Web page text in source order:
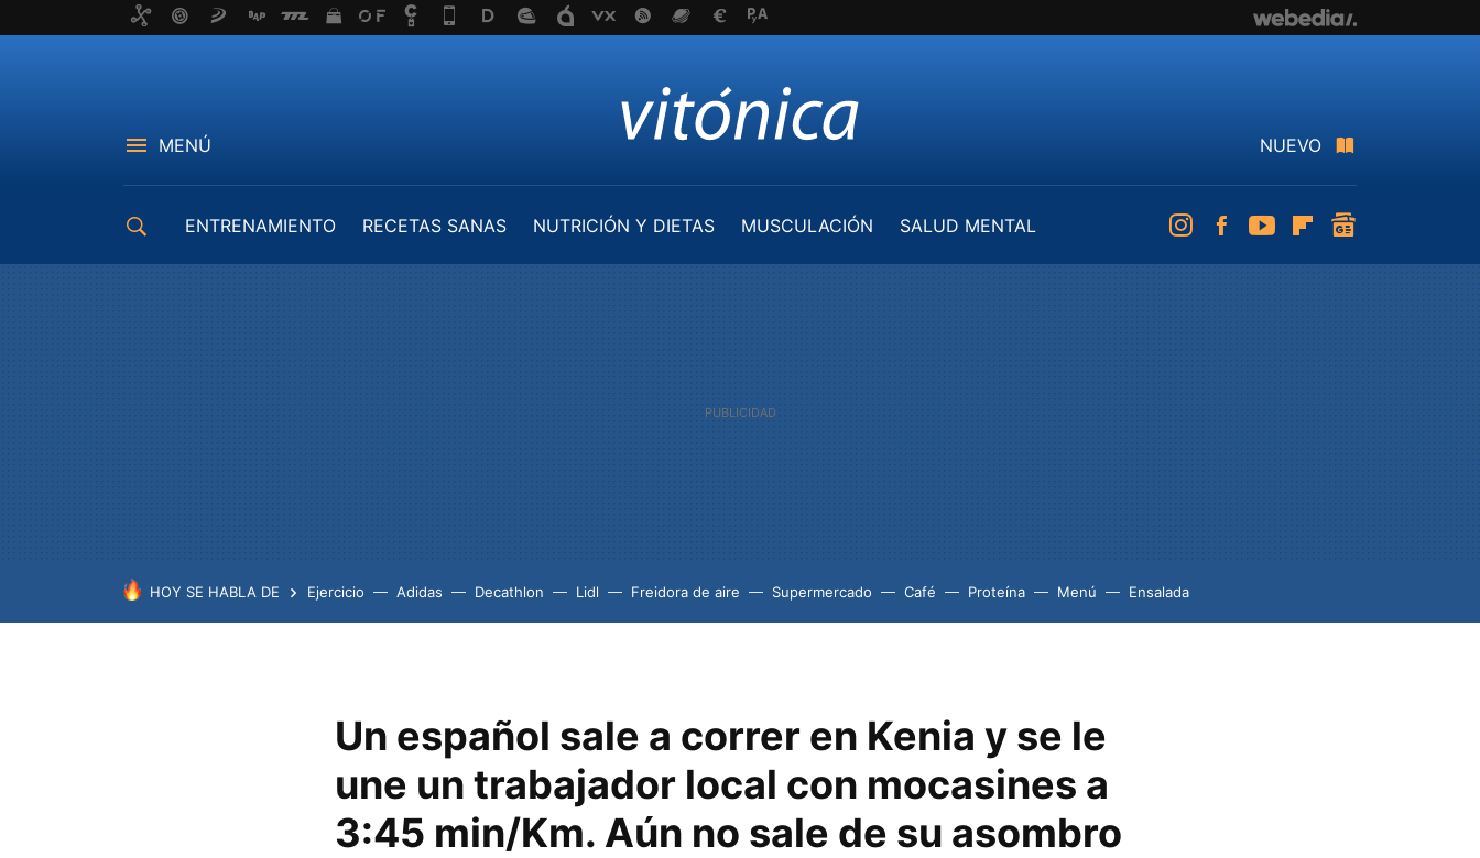
MENÚ NUEVO
ENTRENAMIENTO RECETAS SANAS NUTRICIÓN Y DIETAS MUSCULACIÓN
SALUD MENTAL
InstagramFacebookYoutubeFlipboard
HOY SE HABLA DE Ejercicio Adidas Decathlon Lidl Freidora de aire Supermercado Café Proteína Menú Ensalada
Un español sale a correr en Kenia y se le
une un trabajador local con mocasines a
3:45 min/Km. Aún no sale de su asombro